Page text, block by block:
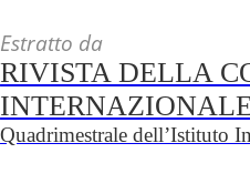
Estratto da
RIVISTA DELLA
Quadrimestrale dell’Istituto